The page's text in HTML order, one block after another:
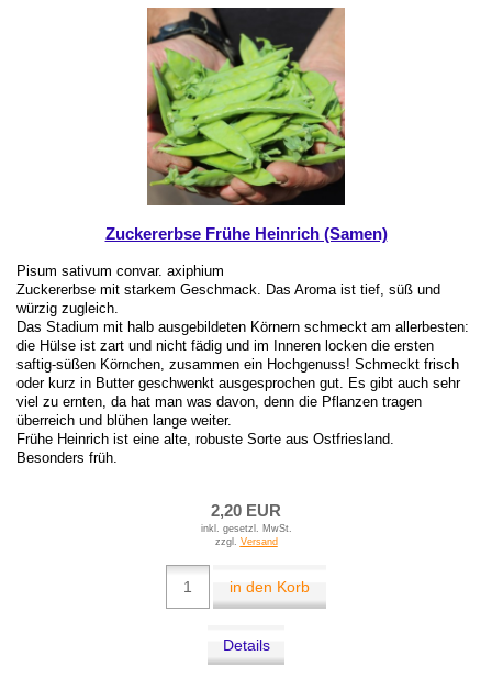
Zuckererbse Frühe Heinrich (Samen)
Pisum sativum convar. axiphium
Zuckererbse mit starkem Geschmack. Das Aroma ist tief, süß und
würzig zugleich.
Das Stadium mit halb ausgebildeten Körnern schmeckt am allerbesten:
die Hülse ist zart und nicht fädig und im Inneren locken die ersten
saftig-süßen Körnchen, zusammen ein Hochgenuss! Schmeckt frisch
oder kurz in Butter geschwenkt ausgesprochen gut. Es gibt auch sehr
viel zu ernten, da hat man was davon, denn die Pflanzen tragen
überreich und blühen lange weiter.
Frühe Heinrich ist eine alte, robuste Sorte aus Ostfriesland.
Besonders früh.
2,20 EUR
inkl. gesetzl. MwSt.
zzgl. Versand
in den Korb
Details